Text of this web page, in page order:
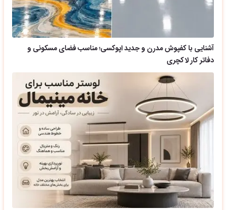
آشنایی با کفپوش مدرن و جدید اپوکسی؛ مناسب فضای مسکونی و
دفاتر کار لاکچری